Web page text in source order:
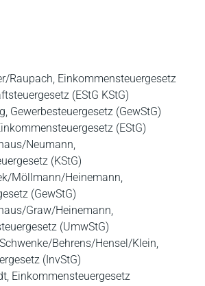
Raupach, Einkommensteuergesetz
(EStG KStG)
Gewerbesteuergesetz (GewStG)
(EStG)
Neumann,
(KStG)
Möllmann/Heinemann,
(GewStG)
Graw/Heinemann,
(UmwStG)
Behrens/Hensel/Klein,
(InvStG)
Einkommensteuergesetz